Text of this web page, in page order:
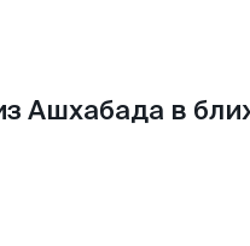
Ашхабада в